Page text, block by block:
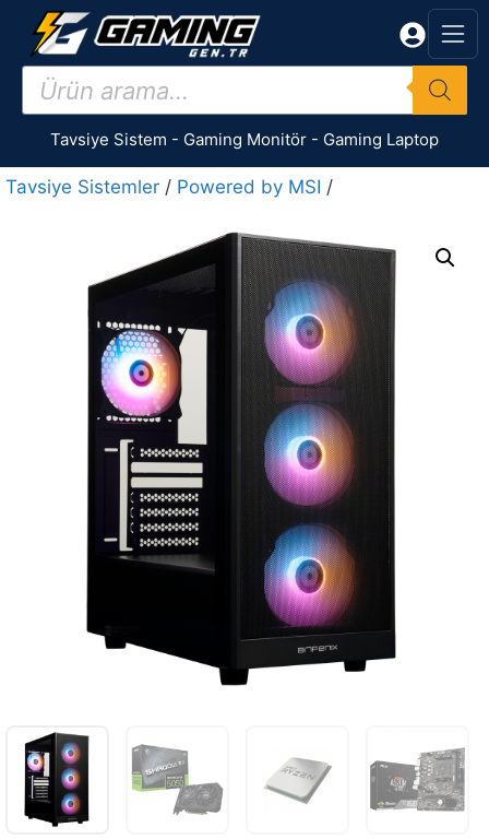
İçeriğe
Products
search
Tavsiye Sistem - Gaming Monitör - Gaming Laptop
Tavsiye Sistemler / Powered by MSI /